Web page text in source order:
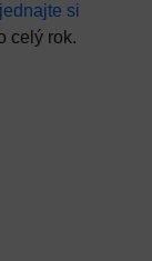
si
celý rok.